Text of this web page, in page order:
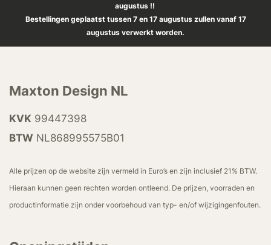
augustus !!
Bestellingen geplaatst tussen 7 en 17 augustus zullen vanaf 17
augustus verwerkt worden.
Maxton Design NL
KVK 99447398
BTW NL868995575B01
Alle prijzen op de website zijn vermeld in Euro’s en zijn inclusief 21% BTW.
Hieraan kunnen geen rechten worden ontleend. De prijzen, voorraden en
productinformatie zijn onder voorbehoud van typ- en/of wijzigingenfouten.